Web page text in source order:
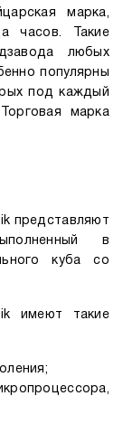
марка,
часов. Такие
любых
популярны
под каждый
марка
представляют
в
куба со
имеют такие